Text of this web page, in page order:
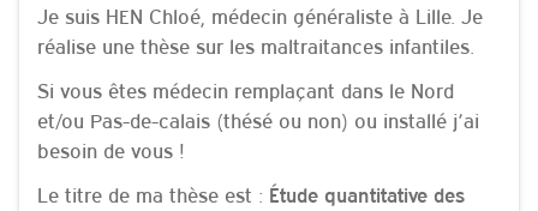
Je suis HEN Chloé, médecin généraliste à Lille. Je
réalise une thèse sur les maltraitances infantiles.
Si vous êtes médecin remplaçant dans le Nord
et/ou Pas-de-calais (thésé ou non) ou installé j’ai
besoin de vous !
Le titre de ma thèse est : Étude quantitative des